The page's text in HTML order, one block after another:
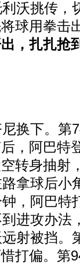
沃挑传，
球用拳击
，扎扎抢
下。第
，阿巴特
转身抽射
拿球后小
，阿巴特
进攻办法
射被挡。
打偏。第